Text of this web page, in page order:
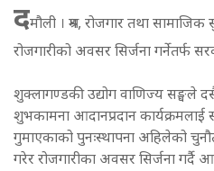
दमौली । श्रम, रोजगार तथा सामाजिक
रोजगारीको अवसर सिर्जना गर्नेतर्फ
शुक्लागण्डकी उद्योग वाणिज्य
शुभकामना आदानप्रदान कार्यक्रमलाई
गुमाएकाको पुनःस्थापना अहिलेको
गरेर रोजगारीका अवसर सिर्जना गर्दै